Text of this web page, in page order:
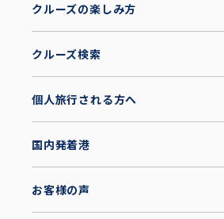
クルーズの楽しみ方
クルーズ検索
個人旅行される方へ
国内発着港
お客様の声